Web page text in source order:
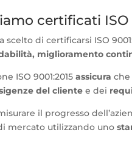
certificati ISO
scelto di certificarsi ISO
miglioramento
ISO 9001:2015 assicura che
del clientee dei
il progresso
mercato utilizzando uno